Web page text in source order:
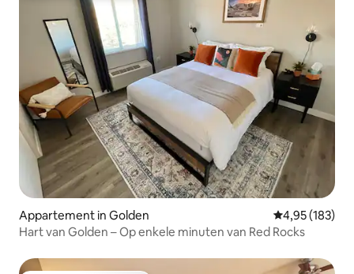
Appartement in Golden Gemiddelde
4,95 (183)
Hart van Golden – Op enkele minuten van Red Rocks